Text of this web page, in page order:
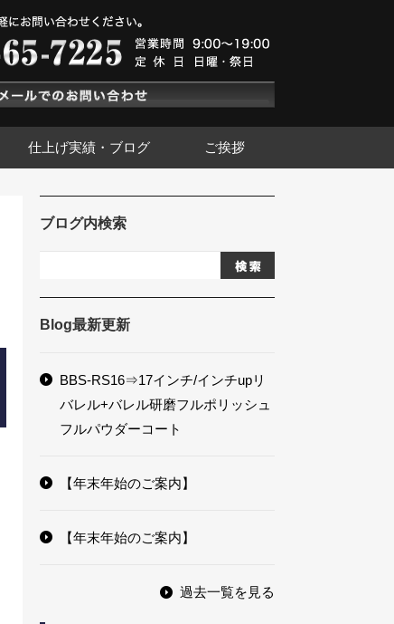
仕上げ実績・ブログ ご挨拶
ブログ内検索
Blog最新更新
BBS-RS16⇒17インチ/インチupリ
バレル+バレル研磨フルポリッシュ
フルパウダーコート
【年末年始のご案内】
【年末年始のご案内】
過去一覧を見る